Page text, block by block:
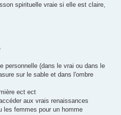
spirituelle vraie si elle est claire,
personnelle (dans le vrai ou dans le
sur le sable et dans l'ombre
ect ect
aux vrais renaissances
les femmes pour un homme